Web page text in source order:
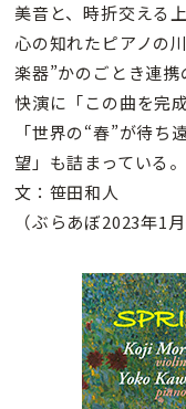
美音と、時折交える
心の知れたピアノの
楽器”かのごとき連
快演に「この曲を完
「世界の“春”が待
望」も詰まっている。
文：笹田和人
（ぶらあぼ2023年1月